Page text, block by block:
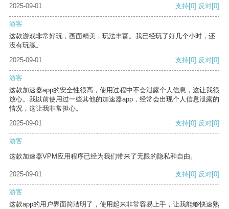
2025-09-01 支持[0] 反对[0]
游客
这款游戏非常好玩，画面精美，玩法丰富。我已经玩了好几个小时，还
没有玩腻。
2025-09-01
支持[0] 反对[0]
游客
这款加速器app的安全性很高，使用过程中不会泄露个人信息，这让我很
放心。我以前使用过一些其他的加速器app，经常会出现个人信息泄露的
情况，这让我非常担心。
2025-09-01
支持[0] 反对[0]
游客
这款加速器VPM应用程序已经为我们带来了无限的隐私和自由。
2025-09-01 支持[0] 反对[0]
游客
这款app的用户界面简洁明了，使用起来非常容易上手，让我能够快速熟